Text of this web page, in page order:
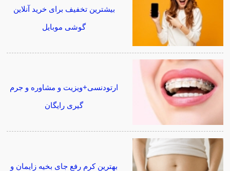
بیشترین تخفیف برای خرید آنلاین
گوشی موبایل
ارتودنسی+ویزیت و مشاوره و جرم
گیری رایگان
بهترین کرم رفع جای بخیه زایمان و